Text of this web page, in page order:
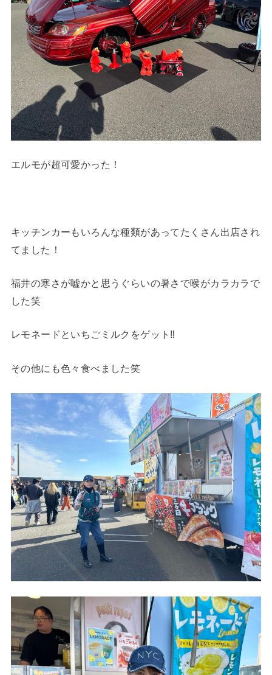
エルモが超可愛かった！
キッチンカーもいろんな種類があってたくさん出店され
てました！
福井の寒さが嘘かと思うぐらいの暑さで喉がカラカラで
した笑
レモネードといちごミルクをゲット‼︎
その他にも色々食べました笑